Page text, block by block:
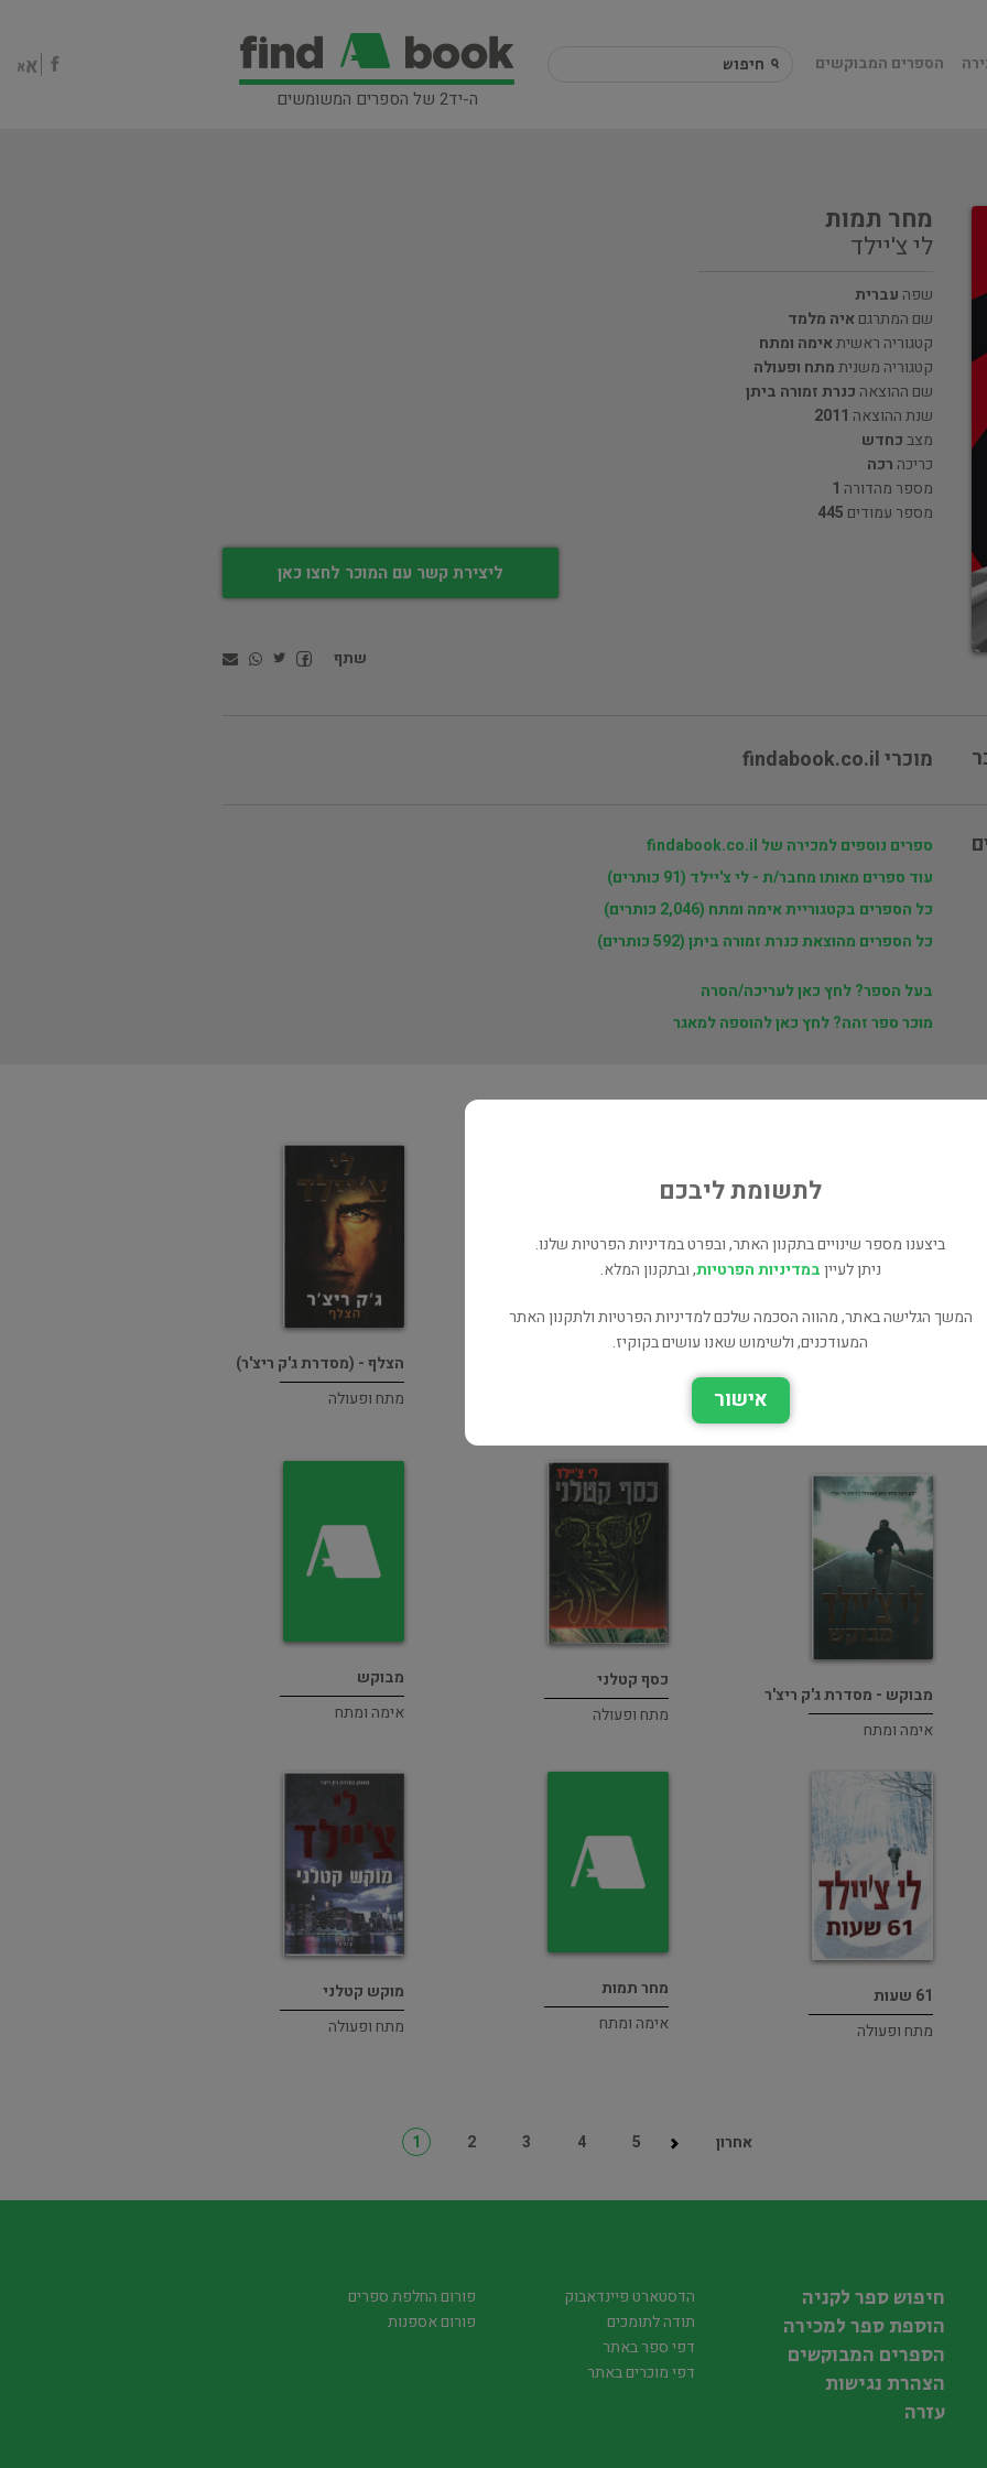
ה-יד2 של הספרים המשומשים
הספרים המבוקשים
מחר תמות
לי צ'יילד
שפה עברית
שם המתרגםאיה מלמד
קטגוריה ראשיתאימה ומתח
קטגוריה משניתמתח ופעולה
שם ההוצאה כנרת זמורה ביתן
שנת ההוצאה 2011
מצבכחדש
כריכה רכה
מספר מהדורה 1
מספר עמודים 445
ליצירת קשר עם המוכר לחצו כאן
שתף
מוכרי findabook.co.il
ספרים נוספים למכירה של findabook.co.il
עוד ספרים מאותו מחבר/ת - לי צ'יילד (91 כותרים)
כל הספרים בקטגוריית אימה ומתח (2,046 כותרים)
כל הספרים מהוצאת כנרת זמורה ביתן (592 כותרים)
בעל הספר? לחץ כאן לעריכה/הסרה
מוכר ספר זהה? לחץ כאן להוספה למאגר
הצלף - (מסדרת ג'ק ריצ'ר)
מתח ופעולה
מבוקש - מסדרת ג'ק ריצ'ר
אימה ומתח
כסף קטלני
מתח ופעולה
מבוקש
אימה ומתח
61 שעות
מתח ופעולה
מחר תמות
אימה ומתח
מוקש קטלני
מתח ופעולה
1 2 3 4 5 אחרון
לתשומת ליבכם
ביצענו מספר שינויים בתקנון האתר, ובפרט במדיניות הפרטיות שלנו.
ניתן לעייןבמדיניות הפרטיות, ובתקנון המלא.
המשך הגלישה באתר, מהווה הסכמה שלכם למדיניות הפרטיות ולתקנון האתר
המעודכנים, ולשימוש שאנו עושים בקוקיז.
אישור
חיפוש ספר לקניה
הוספת ספר למכירה
הספרים המבוקשים
הצהרת נגישות
עזרה
הדסטארט פיינדאבוק
תודה לתומכים
דפי ספר באתר
דפי מוכרים באתר
פורום החלפת ספרים
פורום אספנות